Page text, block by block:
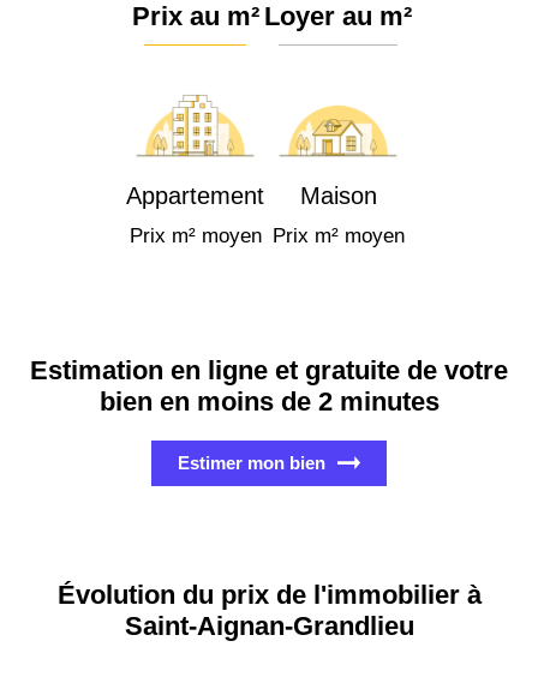
Prix au m²
Appartement
Prix m² moyen
Loyer au m²
Maison
Prix m² moyen
Estimation en ligne et gratuite de votre
bien en moins de 2 minutes
Estimer mon bien
Évolution du prix de l'immobilier à
Saint-Aignan-Grandlieu